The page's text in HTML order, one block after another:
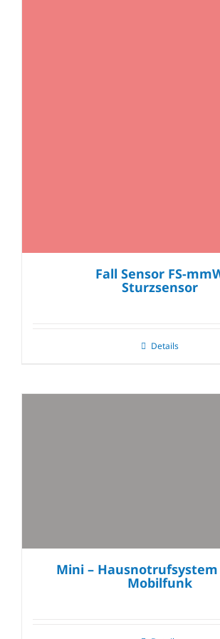
Fall Sensor FS-
Sturzsensor
Details
Mini – Hausnotrufsystem
Mobilfunk